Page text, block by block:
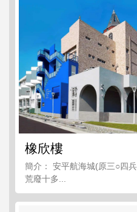
橡欣樓
簡介： 安平航海城(原三○四
荒廢十多...